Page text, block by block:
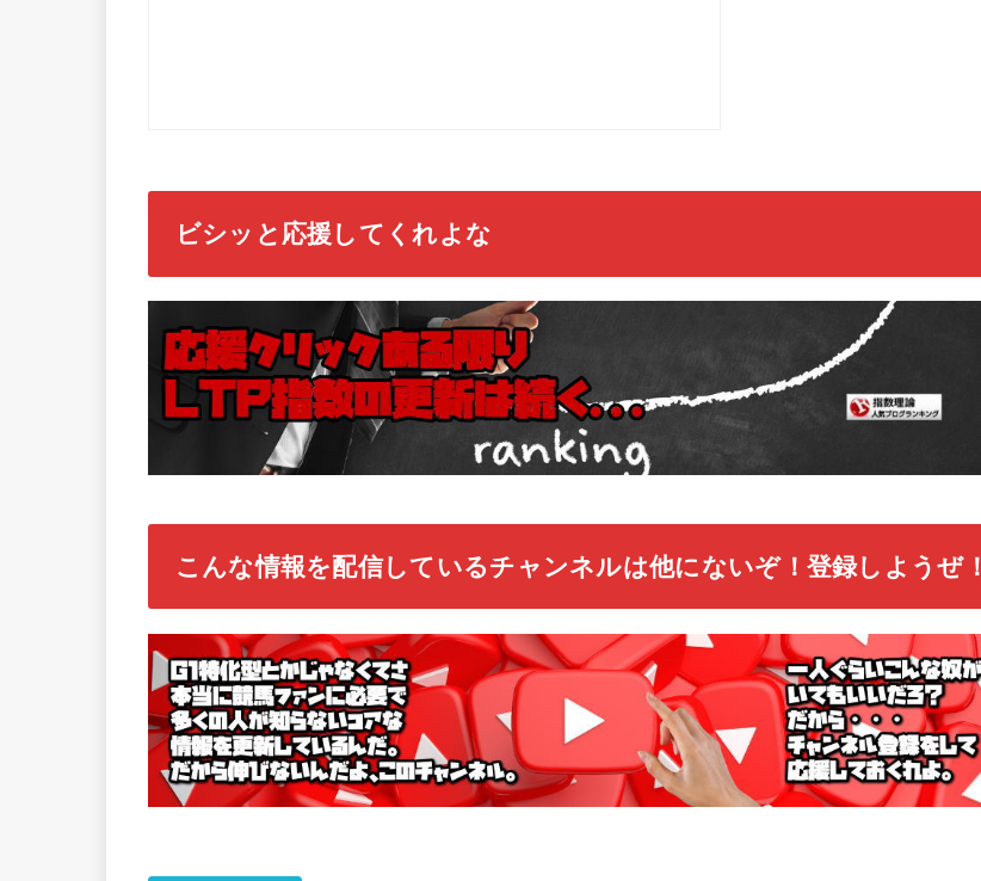
ビシッと応援してくれよな
こんな情報を配信しているチャンネルは他にないぞ！登録しようぜ！